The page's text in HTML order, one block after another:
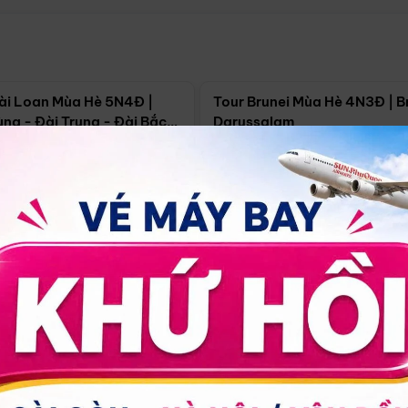
Loan Mùa Hè 5N4Đ |
- Đài Trung - Đài Bắc
18/09
Tour Brunei Mùa Hè 4N3Đ |
Darussalam
Hồ Chí Minh 4N3Đ
30/08 17/09 24/09
14.499.000đ Xem chi